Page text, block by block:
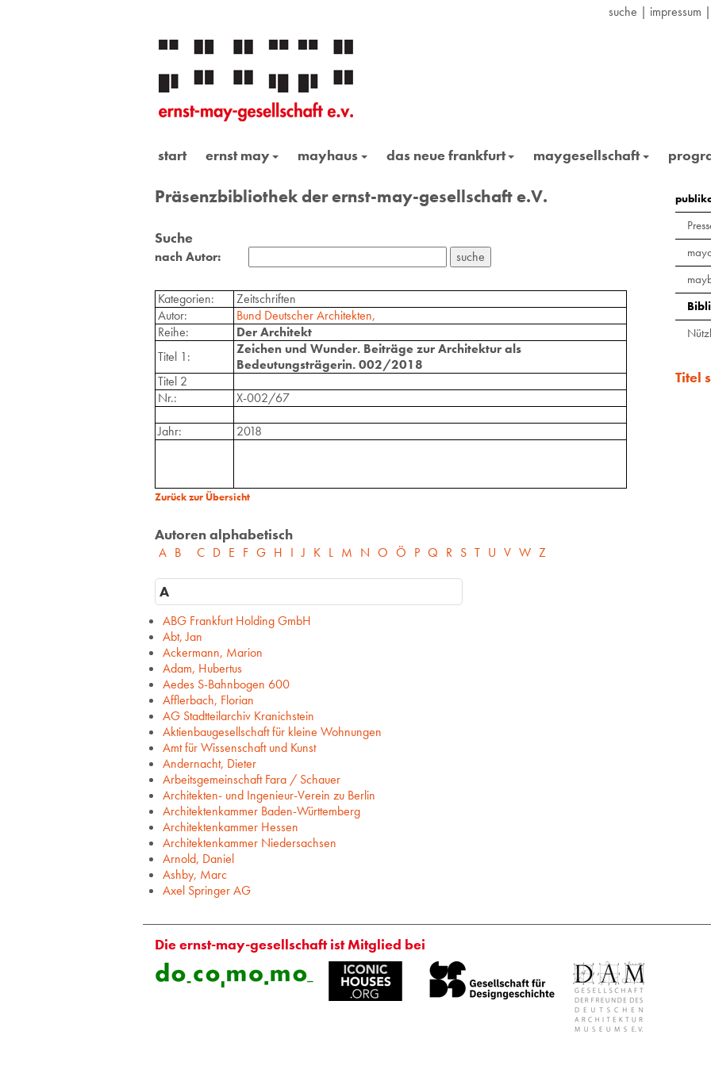
suche | impressum |
start ernst may mayhaus das neue frankfurt maygesellschaft
Präsenzbibliothek der ernst-may-gesellschaft e.V.
Suche
nach Autor:
Kategorien:
Zeitschriften
Autor:
Bund Deutscher Architekten,
Reihe:
Der Architekt
Titel 1:
Zeichen und Wunder. Beiträge zur Architektur als
Bedeutungsträgerin. 002/2018
Titel 2
Nr.:
X-002/67
Jahr:
2018
Zurück zur Übersicht
Autoren alphabetisch
A B C D E F G H I J K L M N O Ö P Q R S T U V W Z
A
ABG Frankfurt Holding GmbH
Abt, Jan
Ackermann, Marion
Adam, Hubertus
Aedes S-Bahnbogen 600
Afflerbach, Florian
AG Stadtteilarchiv Kranichstein
Aktienbaugesellschaft für kleine Wohnungen
Amt für Wissenschaft und Kunst
Andernacht, Dieter
Arbeitsgemeinschaft Fara / Schauer
Architekten- und Ingenieur-Verein zu Berlin
Architektenkammer Baden-Württemberg
Architektenkammer Hessen
Architektenkammer Niedersachsen
Arnold, Daniel
Ashby, Marc
Axel Springer AG
Titel
Die ernst-may-gesellschaft ist Mitglied bei